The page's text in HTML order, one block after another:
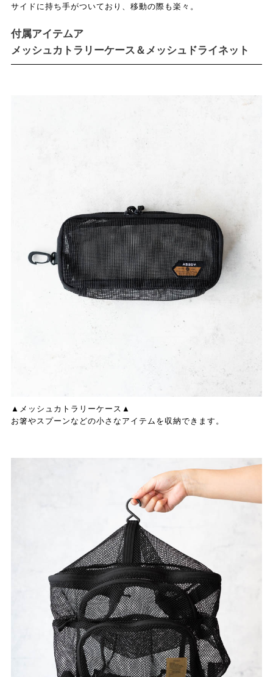
サイドに持ち手がついており、移動の際も楽々。
付属アイテムア
メッシュカトラリーケース＆メッシュドライネット
▲メッシュカトラリーケース▲
お箸やスプーンなどの小さなアイテムを収納できます。